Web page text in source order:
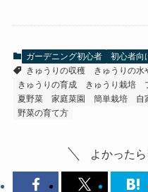
ガーデニング初心者 初心者向
きゅうりの収穫
きゅうりの水
きゅうりの育成
きゅうり栽培
夏野菜
家庭菜園 簡単栽培 自
野菜の育て方
よかった